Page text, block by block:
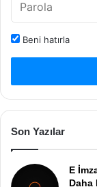
Beni hatırla
Son Yazılar
E
Daha